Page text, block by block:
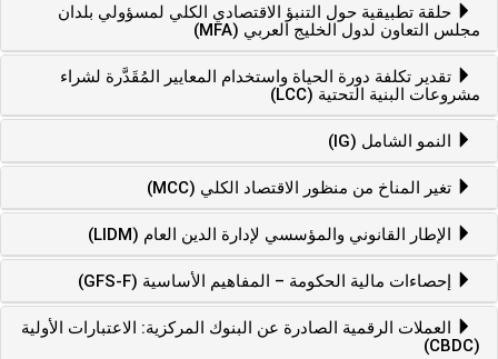
حلقة تطبيقية حول التنبؤ الاقتصادي الكلي لمسؤولي بلدان
مجلس التعاون لدول الخليج العربي (MFA)
تقدير تكلفة دورة الحياة واستخدام المعايير المُقَدَّرة لشراء
مشروعات البنية التحتية (LCC)
النمو الشامل (IG)
تغير المناخ من منظور الاقتصاد الكلي (MCC)
الإطار القانوني والمؤسسي لإدارة الدين العام (LIDM)
إحصاءات مالية الحكومة – المفاهيم الأساسية (GFS-F)
العملات الرقمية الصادرة عن البنوك المركزية: الاعتبارات الأولية
(CBDC)